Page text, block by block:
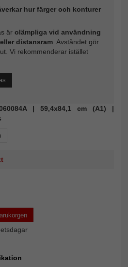
hur färger och konturer
är olämpliga vid användning
distansram . Avståndet gör
Vi rekommenderar istället
060084A | 59,4x84,1 cm (A1) |